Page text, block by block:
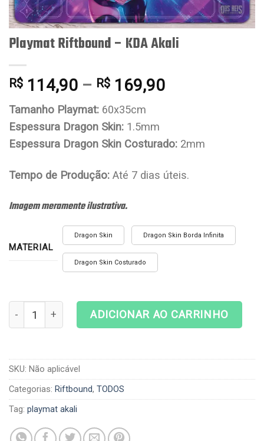
Playmat Riftbound – KDA Akali
R$ 114,90 – R$ 169,90
Tamanho Playmat: 60x35cm
Espessura Dragon Skin: 1.5mm
Espessura Dragon Skin Costurado: 2mm
Tempo de Produção: Até 7 dias úteis.
Imagem meramente ilustrativa.
MATERIAL
Dragon Skin Dragon Skin Borda Infinita
Dragon Skin Costurado
Playmat Riftbound - KDA Akali quantidade
ADICIONAR AO CARRINHO
SKU: Não aplicável
Categorias: Riftbound, TODOS
Tag: playmat akali